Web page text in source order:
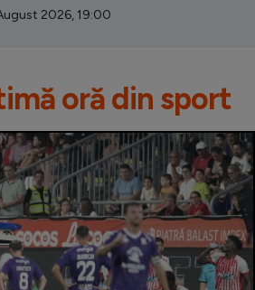
2026, 19:00
oră din sport